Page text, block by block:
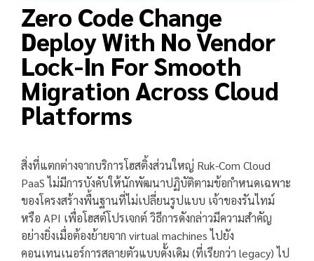
Zero Code Change
Deploy With No Vendor
Lock-In For Smooth
Migration Across Cloud
Platforms
สิ่งที่แตกต่างจากบริการโฮสติ้งส่วนใหญ่ Ruk-Com Cloud
PaaS ไม่มีการบังคับให้นักพัฒนาปฏิบัติตามข้อกำหนดเฉพาะ
ของโครงสร้างพื้นฐานที่ไม่เปลี่ยนรูปแบบ เจ้าของรันไทม์
หรือ API เพื่อโฮสต์โปรเจกต์ วิธีการดังกล่าวมีความสำคัญ
อย่างยิ่งเมื่อต้องย้ายจาก virtual machines ไปยัง
คอนเทนเนอร์การสลายตัวแบบดั้งเดิม (ที่เรียกว่า legacy) ไป